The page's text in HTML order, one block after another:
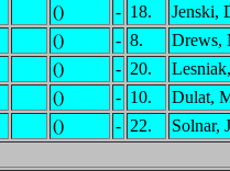
() - 18.
Jenski,
() - 8.
Drews,
() - 20.
() - 10.
Dulat,
() - 22. Solnar,